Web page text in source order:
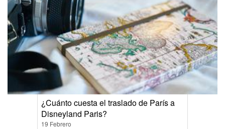
¿Cuánto cuesta el traslado de París a
Disneyland Paris?
19 Febrero